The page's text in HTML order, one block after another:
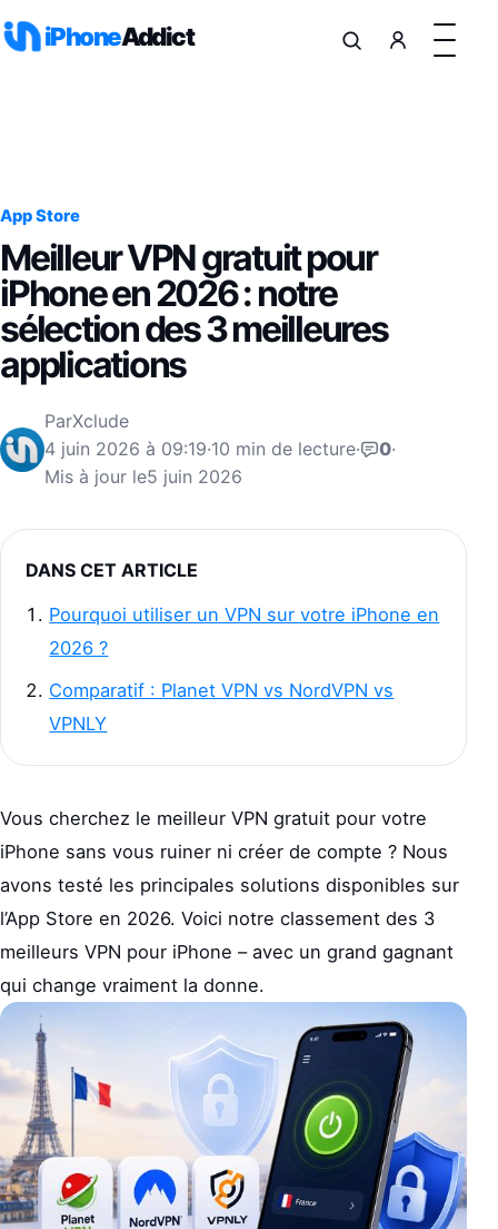
iPhoneAddict
App Store
Meilleur VPN gratuit pour
iPhone en 2026 : notre
sélection des 3 meilleures
applications
ParXclude
4 juin 2026 à 09:19·10 min de lecture· 0·
Mis à jour le5 juin 2026
DANS CET ARTICLE
Pourquoi utiliser un VPN sur votre iPhone en
2026 ?
Comparatif : Planet VPN vs NordVPN vs
VPNLY
Vous cherchez le meilleur VPN gratuit pour votre
iPhone sans vous ruiner ni créer de compte ? Nous
avons testé les principales solutions disponibles sur
l’App Store en 2026. Voici notre classement des 3
meilleurs VPN pour iPhone – avec un grand gagnant
qui change vraiment la donne.